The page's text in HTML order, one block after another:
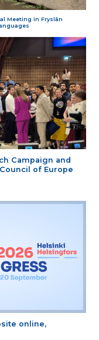
Meeting in Fryslân
Campaign and
of Europe
online,